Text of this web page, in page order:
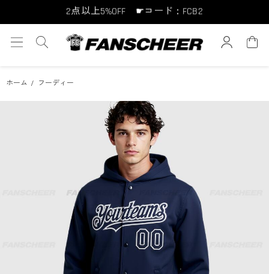
10点以上10%OFF ☛コード：FCB10
15点以上15%OFF ☛コード：FCB15
ホーム フーディー